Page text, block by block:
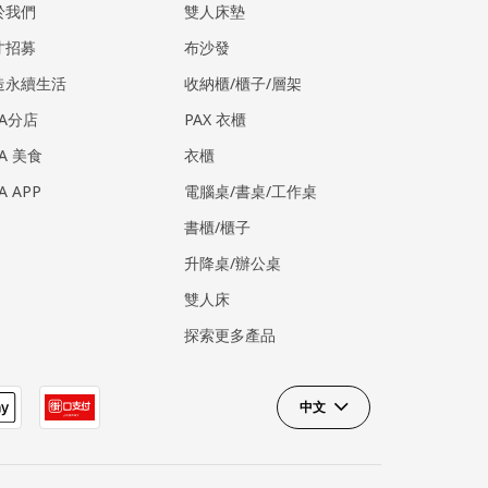
我們
招募
永續生活
分店
美食
APP
雙人床墊
布沙發
收納櫃/櫃子/層架
PAX 衣櫃
衣櫃
電腦桌/書桌/工作桌
書櫃/櫃子
升降桌/辦公桌
雙人床
探索更多產品
中文